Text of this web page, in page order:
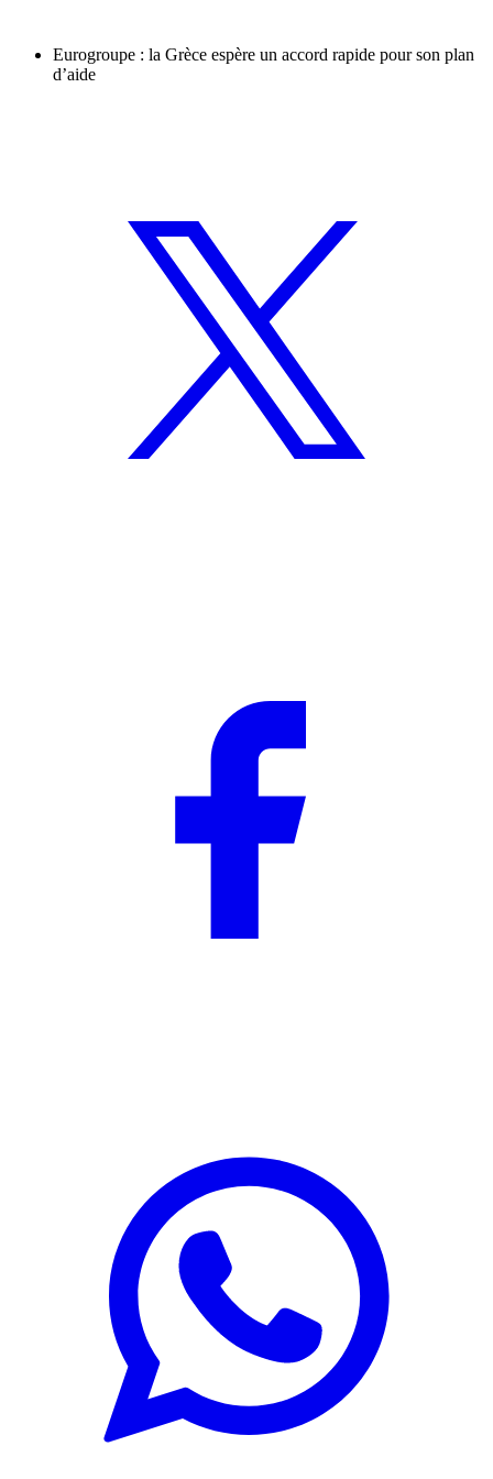
Eurogroupe : la Grèce espère un accord rapide pour son plan
d’aide